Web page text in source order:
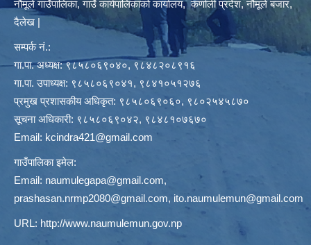
नौमूले गाउँपालिका, गाउँ कार्यपालिकाको कार्यालय, कर्णाली प्रदेश, नौमूले बजार,
दैलेख |
सम्पर्क नं.:
गा.पा. अध्यक्ष: ९८५८०६९०४०, ९८४८२०८९१६
गा.पा. उपाध्यक्ष: ९८५८०६९०४१, ९८४१०५१२७६
प्रमुख प्रशासकीय अधिकृत: ९८५८०६९०६०, ९८०२५४५८७०
सूचना अधिकारी: ९८५८०६९०४२, ९८४८१०७६७०
Email: kcindra421@gmail.com
गाउँपालिका इमेल:
Email: naumulegapa@gmail.com,
prashasan.nrmp2080@gmail.com, ito.naumulemun@gmail.com
URL: http://www.naumulemun.gov.np